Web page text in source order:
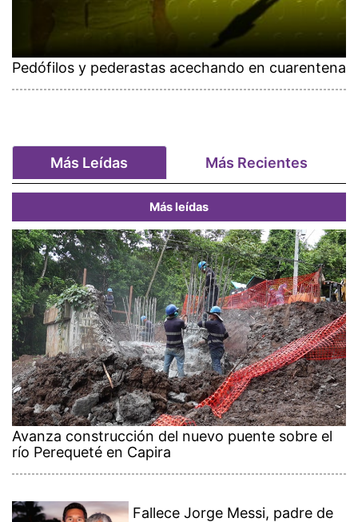
Pedófilos y pederastas acechando en cuarentena
Más Leídas Más Recientes
Más leídas
Avanza construcción del nuevo puente sobre el
río Perequeté en Capira
Fallece Jorge Messi, padre de